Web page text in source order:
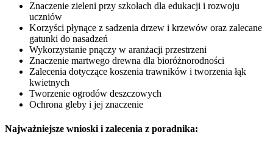
Znaczenie zieleni przy szkołach dla edukacji i rozwoju
uczniów
Korzyści płynące z sadzenia drzew i krzewów oraz zalecane
gatunki do nasadzeń
Wykorzystanie pnączy w aranżacji przestrzeni
Znaczenie martwego drewna dla bioróżnorodności
Zalecenia dotyczące koszenia trawników i tworzenia łąk
kwietnych
Tworzenie ogrodów deszczowych
Ochrona gleby i jej znaczenie
Najważniejsze wnioski i zalecenia z poradnika: